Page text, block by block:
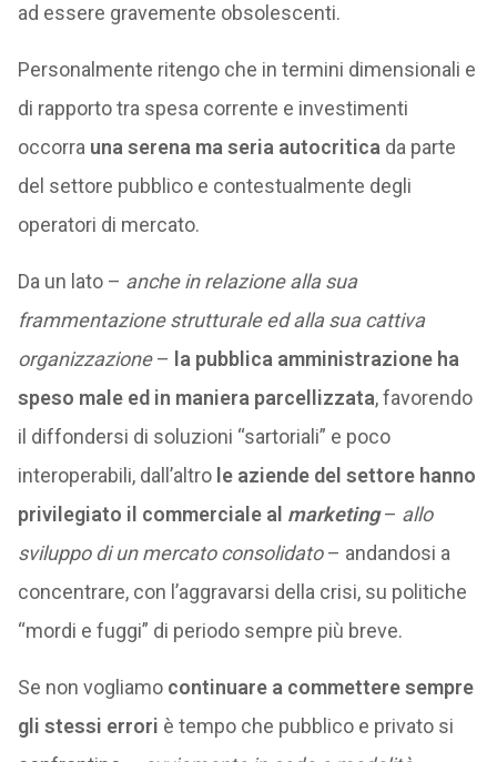
ad essere gravemente obsolescenti.
Personalmente ritengo che in termini dimensionali e
di rapporto tra spesa corrente e investimenti
occorra una serena ma seria autocritica da parte
del settore pubblico e contestualmente degli
operatori di mercato.
Da un lato – anche in relazione alla sua
frammentazione strutturale ed alla sua cattiva
organizzazione– la pubblica amministrazione ha
speso male ed in maniera parcellizzata, favorendo
il diffondersi di soluzioni “sartoriali” e poco
interoperabili, dall’altro le aziende del settore hanno
privilegiato il commerciale al marketing– allo
sviluppo di un mercato consolidato– andandosi a
concentrare, con l’aggravarsi della crisi, su politiche
“mordi e fuggi” di periodo sempre più breve.
Se non vogliamo continuare a commettere sempre
gli stessi errori è tempo che pubblico e privato si